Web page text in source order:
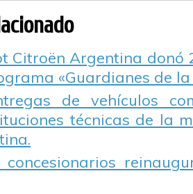
Citroën Argentina donó
«Guardianes de la
de vehículos
técnicas de la